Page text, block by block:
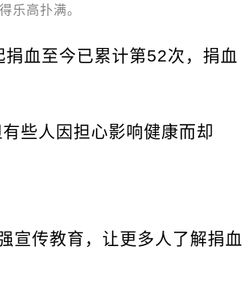
乐高扑满。
血至今已累计第52次，捐血
些人因担心影响健康而却
宣传教育，让更多人了解捐血